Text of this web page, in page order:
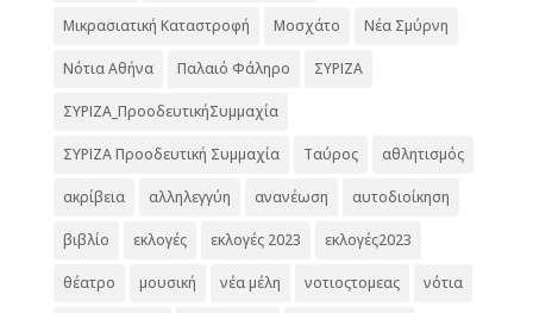
Μικρασιατική Καταστροφή Μοσχάτο Νέα Σμύρνη
Νότια Αθήνα Παλαιό Φάληρο ΣΥΡΙΖΑ
ΣΥΡΙΖΑ_ΠροοδευτικήΣυμμαχία
ΣΥΡΙΖΑ Προοδευτική Συμμαχία Ταύρος αθλητισμός
ακρίβεια αλληλεγγύη ανανέωση αυτοδιοίκηση
βιβλίο εκλογές εκλογές 2023 εκλογές2023
θέατρο μουσική νέα μέλη νοτιοςτομεας νότια